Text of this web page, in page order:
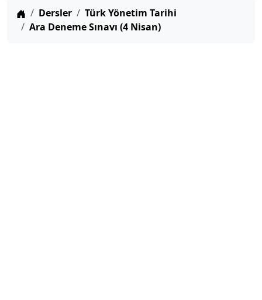
Anasayfa
Dersler
Türk Yönetim Tarihi
Ara Deneme Sınavı (4 Nisan)